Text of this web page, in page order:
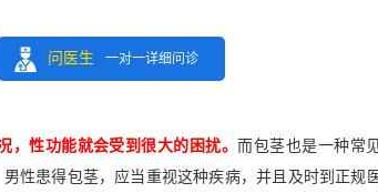
问医生 一对一详细问诊
性功能就会受到很大的困扰。 而包茎也是一种常
性患得包茎，应当重视这种疾病，并且及时到正规